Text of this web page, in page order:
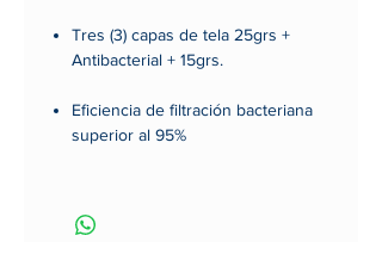
Tres (3) capas de tela 25grs +
Antibacterial + 15grs.
Eficiencia de filtración bacteriana
superior al 95%
Hipoalergénica.